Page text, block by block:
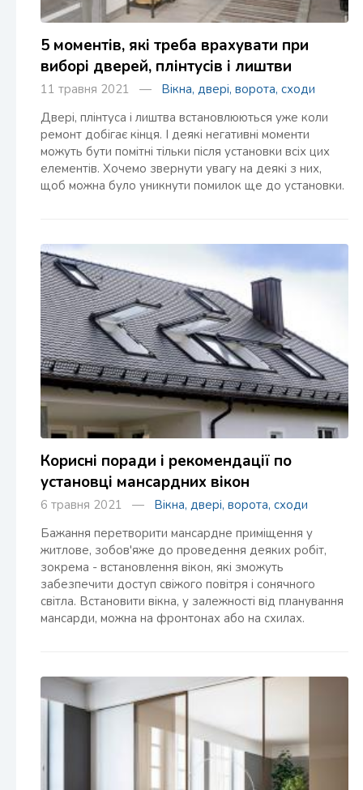
5 моментів, які треба врахувати при
виборі дверей, плінтусів і лиштви
11 травня 2021 — Вікна, двері, ворота, сходи
Двері, плінтуса і лиштва встановлюються уже коли
ремонт добігає кінця. І деякі негативні моменти
можуть бути помітні тільки після установки всіх цих
елементів. Хочемо звернути увагу на деякі з них,
щоб можна було уникнути помилок ще до установки.
Корисні поради і рекомендації по
установці мансардних вікон
6 травня 2021 — Вікна, двері, ворота, сходи
Бажання перетворити мансардне приміщення у
житлове, зобов'яже до проведення деяких робіт,
зокрема - встановлення вікон, які зможуть
забезпечити доступ свіжого повітря і сонячного
світла. Встановити вікна, у залежності від планування
мансарди, можна на фронтонах або на схилах.